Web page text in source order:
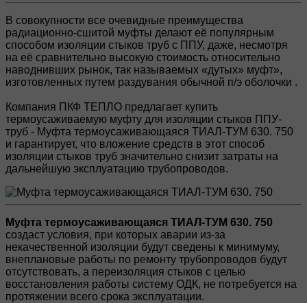
В совокупности все очевидные преимущества
радиационно-сшитой муфты делают её популярным
способом изоляции стыков труб с ППУ, даже, несмотря
на её сравнительно высокую стоимость относительно
наводнивших рынок, так называемых «дутых» муфт»,
изготовленных путем раздувания обычной п/э оболочки .
Компания ПКФ ТЕПЛО предлагает купить
термоусаживаемую муфту для изоляции стыков ППУ-
труб - Муфта термоусаживающаяся ТИАЛ-ТУМ 630. 750
и гарантирует, что вложение средств в этот способ
изоляции стыков труб значительно снизит затраты на
дальнейшую эксплуатацию трубопроводов.
Муфта термоусаживающаяся ТИАЛ-ТУМ 630. 750
создаст условия, при которых аварии из-за
некачественной изоляции будут сведены к минимуму,
внеплановые работы по ремонту трубопроводов будут
отсутствовать, а переизоляция стыков с целью
восстановления работы систему ОДК, не потребуется на
протяжении всего срока эксплуатации.